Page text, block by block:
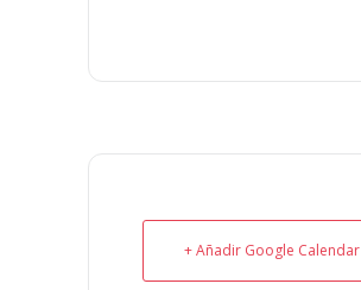
+ Añadir Google Calendar